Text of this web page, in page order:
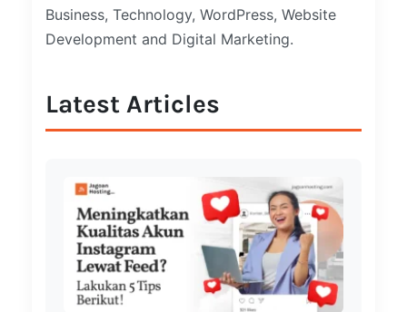
Business, Technology, WordPress, Website
Development and Digital Marketing.
Latest Articles